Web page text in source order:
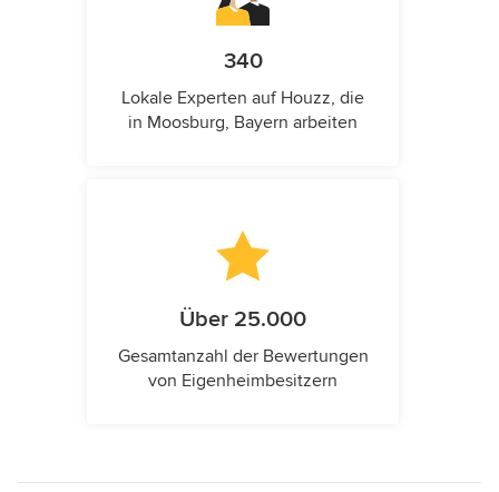
340
Lokale Experten auf Houzz, die
in Moosburg, Bayern arbeiten
Über 25.000
Gesamtanzahl der Bewertungen
von Eigenheimbesitzern